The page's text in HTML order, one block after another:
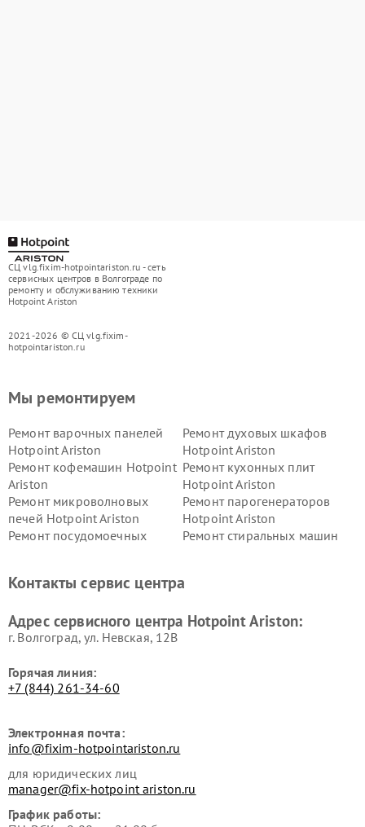
СЦ vlg.fixim-hotpointariston.ru - сеть
сервисных центров в Волгограде по
ремонту и обслуживанию техники
Hotpoint Ariston
2021-2026 © СЦ vlg.fixim-
hotpointariston.ru
Мы ремонтируем
Ремонт варочных панелей
Hotpoint Ariston
Ремонт духовых шкафов
Hotpoint Ariston
Ремонт кофемашин Hotpoint
Ariston
Ремонт кухонных плит
Hotpoint Ariston
Ремонт микроволновых
печей Hotpoint Ariston
Ремонт парогенераторов
Hotpoint Ariston
Ремонт посудомоечных
Ремонт стиральных машин
Hotpoint Ariston
Hotpoint Ariston
Ariston
Hotpoint Ariston
Контакты сервис центра
Адрес сервисного центра Hotpoint Ariston:
г. Волгоград, ул. Невская, 12В
Горячая линия:
+7 (844) 261-34-60
Электронная почта:
info@fixim-hotpointariston.ru
для юридических лиц
manager@fix-hotpoint ariston.ru
График работы: